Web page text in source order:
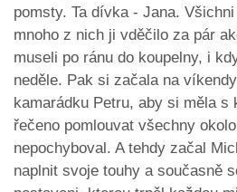
pomsty. Ta dívka - Jana.
mnoho z nich ji vděčilo za pár
museli po ránu do koupelny, i
neděle. Pak si začala na
kamarádku Petru, aby si měla s
řečeno pomlouvat všechny
nepochyboval. A tehdy začal
naplnit svoje touhy a současně